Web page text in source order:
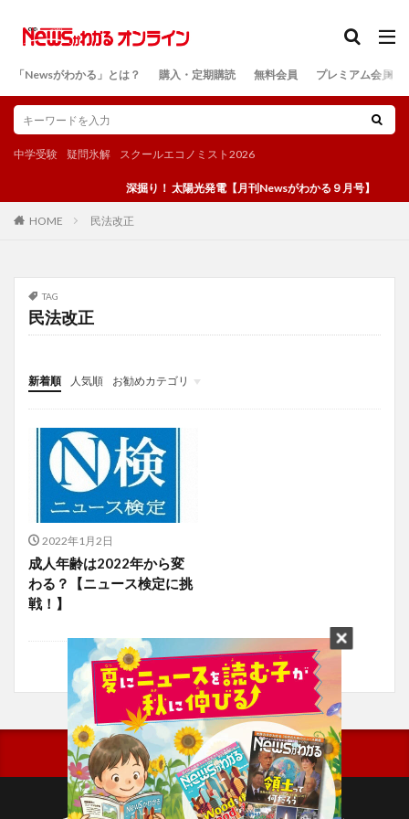
「Newsがわかる」とは？ 購入・定期購読 無料会員 プレミアム会員
中学受験 疑問氷解 スクールエコノミスト2026
深掘り！ 太陽光発電【月刊Newsがわかる９月号】
HOME 民法改正
TAG
民法改正
新着順 人気順
お勧めカテゴリ
投稿
学び
マンガ
電子書籍
2022年1月2日
成人年齢は2022年から変
わる？【ニュース検定に挑
戦！】
検索